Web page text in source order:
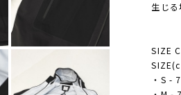
生じ
SIZE
・S -